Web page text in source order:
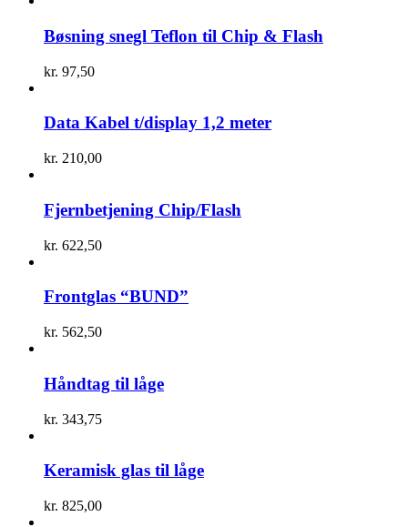
Bøsning snegl Teflon til Chip & Flash
kr. 97,50
Data Kabel t/display 1,2 meter
kr. 210,00
Fjernbetjening Chip/Flash
kr. 622,50
Frontglas “BUND”
kr. 562,50
Håndtag til låge
kr. 343,75
Keramisk glas til låge
kr. 825,00